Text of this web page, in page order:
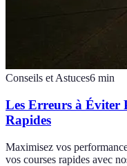
Conseils et Astuces6 min
Les Erreurs à Éviter
Rapides
Maximisez vos
vos courses rapides avec